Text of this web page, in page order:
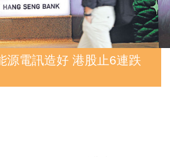
源電訊造好 港股止6連跌